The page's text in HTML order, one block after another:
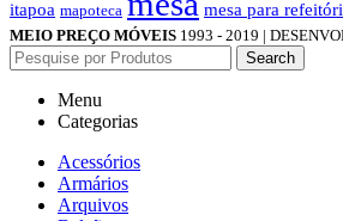
itapoa mapoteca mesa para
MEIO PREÇO MÓVEIS 1993 - 2019 |
Search
Menu
Categorias
Acessórios
Armários
Arquivos